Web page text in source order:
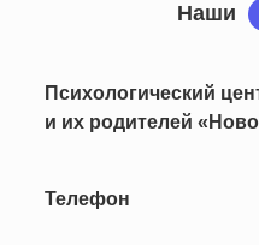
Наши
Психологический
и их родителей
Телефон